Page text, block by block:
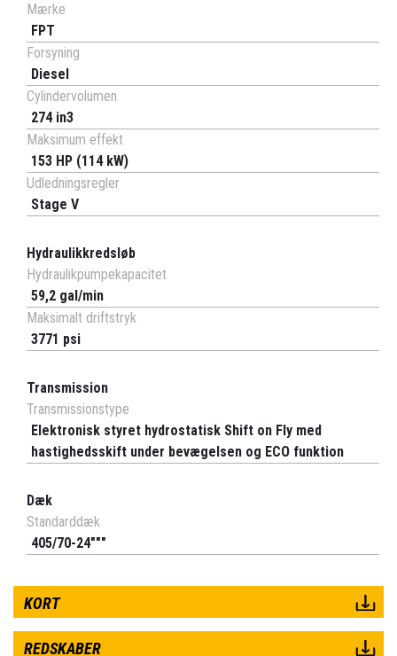
Mærke
FPT
Forsyning
Diesel
Cylindervolumen
274 in3
Maksimum effekt
153 HP (114 kW)
Udledningsregler
Stage V
Hydraulikkredsløb
Hydraulikpumpekapacitet
59,2 gal/min
Maksimalt driftstryk
3771 psi
Transmission
Transmissionstype
Elektronisk styret hydrostatisk Shift on Fly med
hastighedsskift under bevægelsen og ECO funktion
Dæk
Standarddæk
405/70-24"""
KORT
REDSKABER